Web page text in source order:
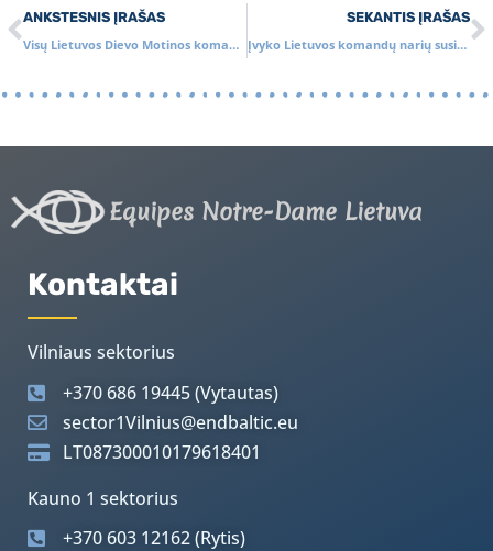
ANKSTESNIS ĮRAŠAS
Visų Lietuvos Dievo Motinos komandų susitikimas Šiluvoje 2016
SEKANTIS ĮRAŠAS
Įvyko Lietuvos komandų narių susitikimas Šiluvoje 2017 m.
Equipes Notre-Dame Lietuva
Kontaktai
Vilniaus sektorius
+370 686 19445 (Vytautas)
sector1Vilnius@endbaltic.eu
LT087300010179618401
Kauno 1 sektorius
+370 603 12162 (Rytis)